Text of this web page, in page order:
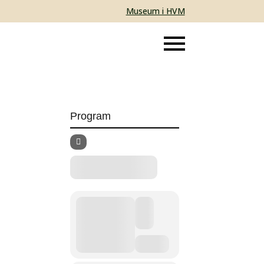
Museum i HVM
Program